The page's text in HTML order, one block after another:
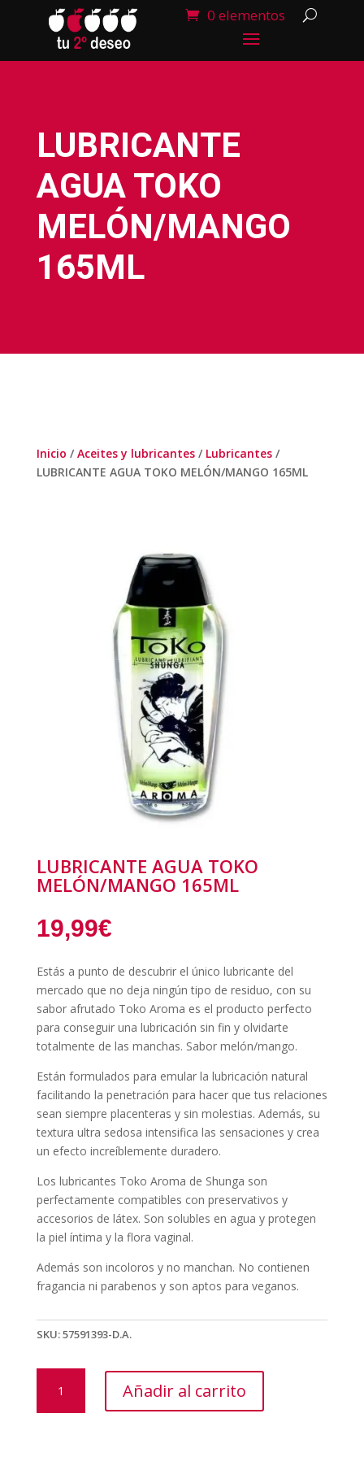
0 elementos
LUBRICANTE
AGUA TOKO
MELÓN/MANGO
165ML
Inicio /Aceites y lubricantes/ Lubricantes/
LUBRICANTE AGUA TOKO MELÓN/MANGO 165ML
LUBRICANTE AGUA TOKO
MELÓN/MANGO 165ML
19,99€
Estás a punto de descubrir el único lubricante del
mercado que no deja ningún tipo de residuo, con su
sabor afrutado Toko Aroma es el producto perfecto
para conseguir una lubricación sin fin y olvidarte
totalmente de las manchas. Sabor melón/mango.
Están formulados para emular la lubricación natural
facilitando la penetración para hacer que tus relaciones
sean siempre placenteras y sin molestias. Además, su
textura ultra sedosa intensifica las sensaciones y crea
un efecto increíblemente duradero.
Los lubricantes Toko Aroma de Shunga son
perfectamente compatibles con preservativos y
accesorios de látex. Son solubles en agua y protegen
la piel íntima y la flora vaginal.
Además son incoloros y no manchan. No contienen
fragancia ni parabenos y son aptos para veganos.
SKU:57591393-D.A.
LUBRICANTE
AGUA
TOKO
Añadir al carrito